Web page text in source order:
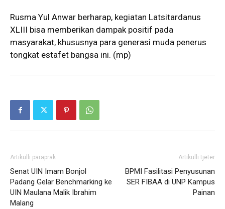
Rusma Yul Anwar berharap, kegiatan Latsitardanus
XLIII bisa memberikan dampak positif pada
masyarakat, khususnya para generasi muda penerus
tongkat estafet bangsa ini. (mp)
Artikulli paraprak
Senat UIN Imam Bonjol
Padang Gelar Benchmarking ke
UIN Maulana Malik Ibrahim
Malang
Artikulli tjetër
BPMI Fasilitasi Penyusunan
SER FIBAA di UNP Kampus
Painan